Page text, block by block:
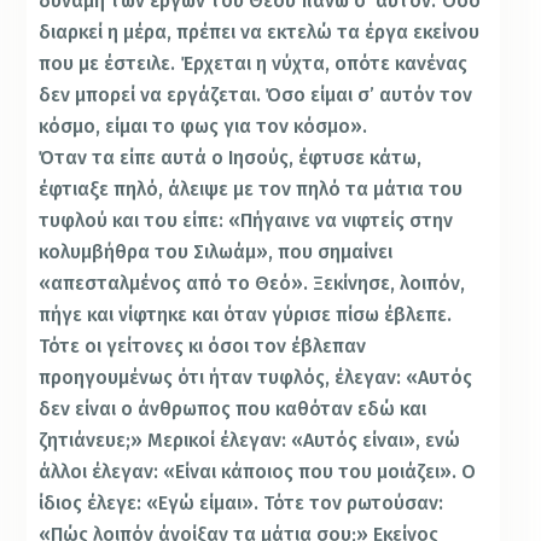
διαρκεί η μέρα, πρέπει να εκτελώ τα έργα εκείνου
που με έστειλε. Έρχεται η νύχτα, οπότε κανένας
δεν μπορεί να εργάζεται. Όσο είμαι σ’ αυτόν τον
κόσμο, είμαι το φως για τον κόσμο».
Όταν τα είπε αυτά ο Ιησούς, έφτυσε κάτω,
έφτιαξε πηλό, άλειψε με τον πηλό τα μάτια του
τυφλού και του είπε: «Πήγαινε να νιφτείς στην
κολυμβήθρα του Σιλωάμ», που σημαίνει
«απεσταλμένος από το Θεό». Ξεκίνησε, λοιπόν,
πήγε και νίφτηκε και όταν γύρισε πίσω έβλεπε.
Τότε οι γείτονες κι όσοι τον έβλεπαν
προηγουμένως ότι ήταν τυφλός, έλεγαν: «Αυτός
δεν είναι ο άνθρωπος που καθόταν εδώ και
ζητιάνευε;» Μερικοί έλεγαν: «Αυτός είναι», ενώ
άλλοι έλεγαν: «Είναι κάποιος που του μοιάζει». Ο
ίδιος έλεγε: «Εγώ είμαι». Τότε τον ρωτούσαν:
«Πώς λοιπόν άνοίξαν τα μάτια σου;» Εκείνος